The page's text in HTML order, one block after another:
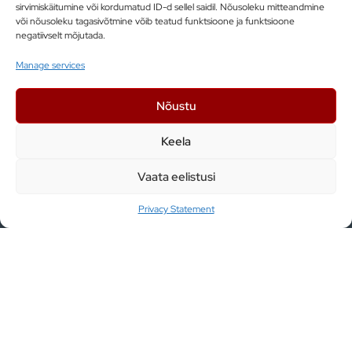
sirvimiskäitumine või kordumatud ID-d sellel saidil. Nõusoleku mitteandmine
või nõusoleku tagasivõtmine võib teatud funktsioone ja funktsioone
negatiivselt mõjutada.
Manage services
Nõustu
Keela
Vaata eelistusi
Privacy Statement
Liitu uudiskirjaga
Olen lugenud ja nõustun privaatsuspoliitika